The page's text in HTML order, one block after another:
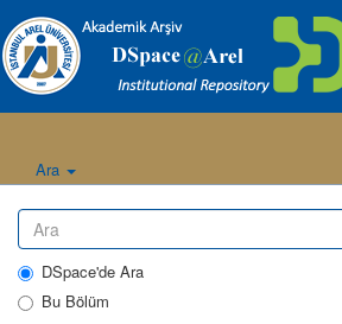
Ara
DSpace'de Ara
Bu Bölüm